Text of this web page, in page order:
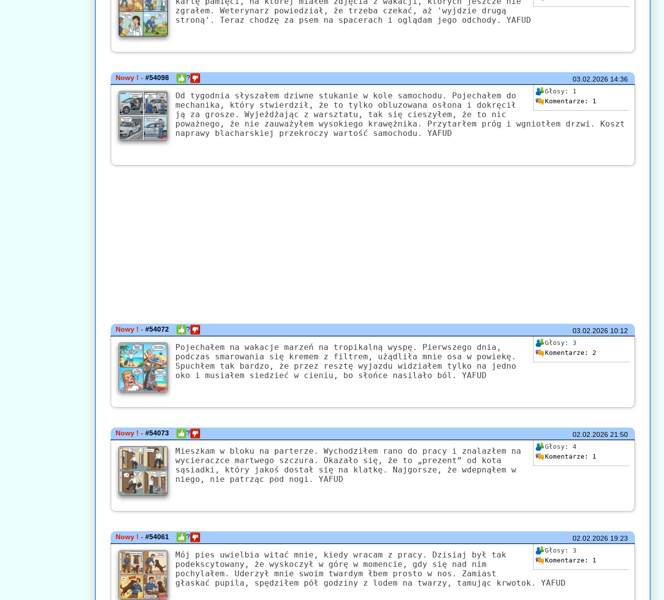
zgrałem. Weterynarz powiedział, że trzeba czekać, aż 'wyjdzie drugą
stroną'. Teraz chodzę za psem na spacerach i oglądam jego odchody. YAFUD
03.02.202614:36
Nowy ! -#54098 ?
Głosy: 1
Komentarze: 1
Od tygodnia słyszałem dziwne stukanie w kole samochodu. Pojechałem do
mechanika, który stwierdził, że to tylko obluzowana osłona i dokręcił
ją za grosze. Wyjeżdżając z warsztatu, tak się cieszyłem, że to nic
poważnego, że nie zauważyłem wysokiego krawężnika. Przytarłem próg i wgniotłem drzwi. Koszt
naprawy blacharskiej przekroczy wartość samochodu. YAFUD
03.02.202610:12
Nowy ! -#54072 ?
Głosy: 3
Komentarze: 2
Pojechałem na wakacje marzeń na tropikalną wyspę. Pierwszego dnia,
podczas smarowania się kremem z filtrem, użądliła mnie osa w powiekę.
Spuchłem tak bardzo, że przez resztę wyjazdu widziałem tylko na jedno
oko i musiałem siedzieć w cieniu, bo słońce nasilało ból. YAFUD
02.02.202621:50
Nowy ! -#54073 ?
Głosy: 4
Komentarze: 1
Mieszkam w bloku na parterze. Wychodziłem rano do pracy i znalazłem na
wycieraczce martwego szczura. Okazało się, że to „prezent” od kota
sąsiadki, który jakoś dostał się na klatkę. Najgorsze, że wdepnąłem w
niego, nie patrząc pod nogi. YAFUD
02.02.202619:23
Nowy ! -#54061 ?
Głosy: 3
Komentarze: 1
Mój pies uwielbia witać mnie, kiedy wracam z pracy. Dzisiaj był tak
podekscytowany, że wyskoczył w górę w momencie, gdy się nad nim
pochylałem. Uderzył mnie swoim twardym łbem prosto w nos. Zamiast
głaskać pupila, spędziłem pół godziny z lodem na twarzy, tamując krwotok. YAFUD